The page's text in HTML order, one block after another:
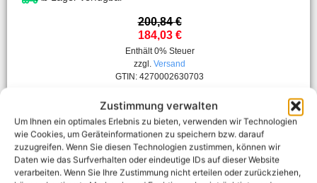
Zustimmung verwalten
Um Ihnen ein optimales Erlebnis zu bieten, verwenden wir Technologien
wie Cookies, um Geräteinformationen zu speichern bzw. darauf
zuzugreifen. Wenn Sie diesen Technologien zustimmen, können wir
Daten wie das Surfverhalten oder eindeutige IDs auf dieser Website
verarbeiten. Wenn Sie Ihre Zustimmung nicht erteilen oder zurückziehen,
200,84€
184,03 €
Enthält 0% Steuer
zzgl. Versand
GTIN: 4270002630703
In den Warenkorb